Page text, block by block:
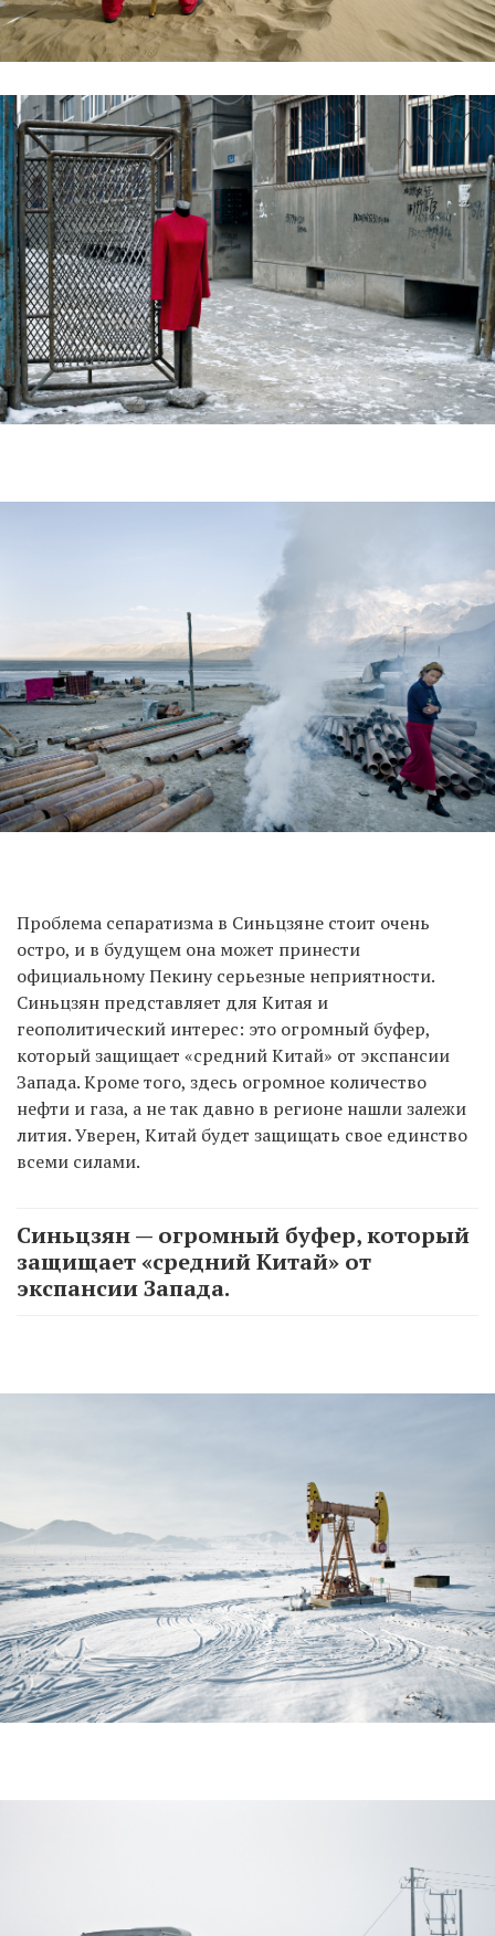
Проблема сепаратизма в Синьцзяне стоит очень
остро, и в будущем она может принести
официальному Пекину серьезные неприятности.
Синьцзян представляет для Китая и
геополитический интерес: это огромный буфер,
который защищает «средний Китай» от экспансии
Запада. Кроме того, здесь огромное количество
нефти и газа, а не так давно в регионе нашли залежи
лития. Уверен, Китай будет защищать свое единство
всеми силами.
Синьцзян — огромный буфер, который
защищает «средний Китай» от
экспансии Запада.